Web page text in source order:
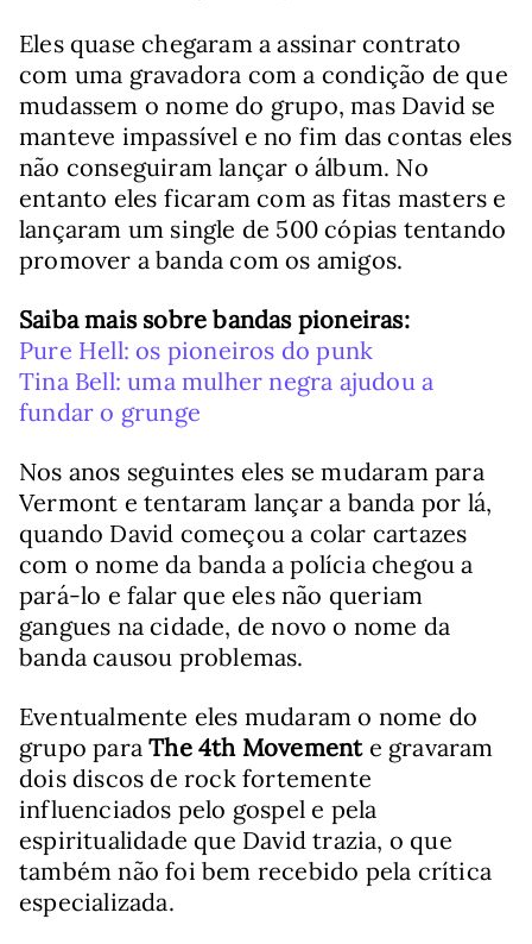
Eles quase chegaram a assinar contrato
com uma gravadora com a condição de que
mudassem o nome do grupo, mas David se
manteve impassível e no fim das contas eles
não conseguiram lançar o álbum. No
entanto eles ficaram com as fitas masters e
lançaram um single de 500 cópias tentando
promover a banda com os amigos.
Saiba mais sobre bandas pioneiras:
Pure Hell: os pioneiros do punk
Tina Bell: uma mulher negra ajudou a
fundar o grunge
Nos anos seguintes eles se mudaram para
Vermont e tentaram lançar a banda por lá,
quando David começou a colar cartazes
com o nome da banda a polícia chegou a
pará-lo e falar que eles não queriam
gangues na cidade, de novo o nome da
banda causou problemas.
Eventualmente eles mudaram o nome do
grupo paraThe 4th Movemente gravaram
dois discos de rock fortemente
influenciados pelo gospel e pela
espiritualidade que David trazia, o que
também não foi bem recebido pela crítica
especializada.